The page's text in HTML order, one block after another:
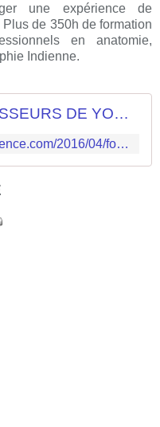
une expérience de
de 350h de formation
en anatomie,
Indienne.
FORMATION DE PROFESSEURS DE YOGA 2016/2017 - Ashtanga Yoga Provence - Ashtanga Yoga Provence
http://www.ashtangayogaprovence.com/2016/04/formation-de-professeurs-de-yoga-2016-2017-ashtanga-yoga-provence.html?utm_source=_ob_share&utm_medium=_ob_google_plus&utm_campaign=_ob_sharebar